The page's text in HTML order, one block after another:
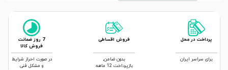
پرداخت در محل
برای سراسر ایران
فروش اقساطی
بدون ضامن,
بازپرداخت 12 ماهه
7 روز ضمانت
فروش کالا
در صورت احراز شرایط
و مشکل فنی